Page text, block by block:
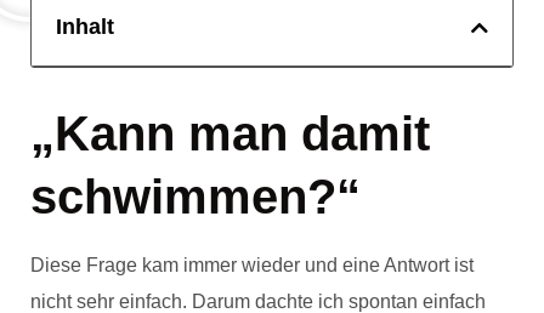
Inhalt
„Kann man damit
schwimmen?“
Diese Frage kam immer wieder und eine Antwort ist
nicht sehr einfach. Darum dachte ich spontan einfach